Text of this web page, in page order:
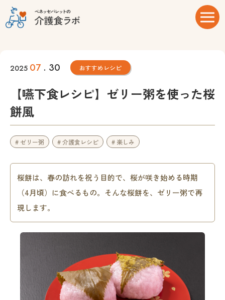
2025 07 . 30 おすすめレシピ
【嚥下食レシピ】ゼリー粥を使った桜
餅風
# ゼリー粥 # 介護食レシピ # 楽しみ
桜餅は、春の訪れを祝う目的で、桜が咲き始める時期
（4月頃）に食べるもの。そんな桜餅を、ゼリー粥で再
現します。